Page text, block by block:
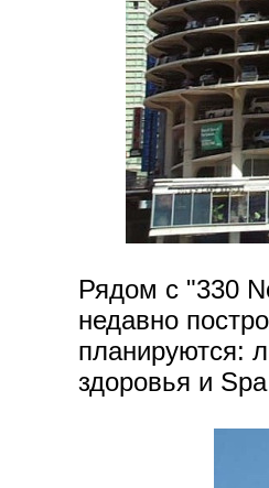
Рядом с "330
недавно
планируются:
здоровья и